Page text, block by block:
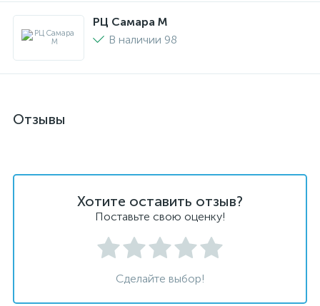
РЦ Самара M
В наличии 98
Отзывы
Хотите оставить отзыв?
Поставьте свою оценку!
Сделайте выбор!